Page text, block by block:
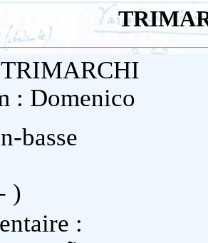
: Domenico
basse
)
: